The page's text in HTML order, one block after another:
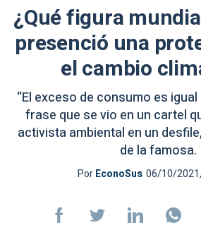
¿Qué figura
presenció una
el cambio
“El exceso de consumo es
frase que se vio en un cartel
activista ambiental en un
de la famosa.
PorEconoSus 06/10/